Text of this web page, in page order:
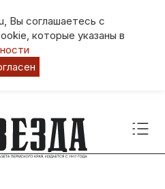
Вы соглашаетесь с
которые указаны в